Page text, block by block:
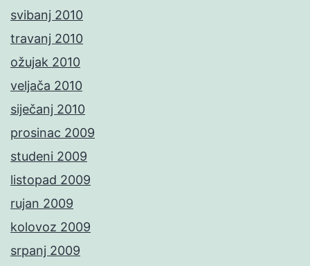
svibanj 2010
travanj 2010
ožujak 2010
veljača 2010
siječanj 2010
prosinac 2009
studeni 2009
listopad 2009
rujan 2009
kolovoz 2009
srpanj 2009